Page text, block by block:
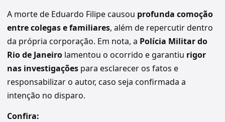
A morte de Eduardo Filipe causou profunda comoção
entre colegas e familiares, além de repercutir dentro
da própria corporação. Em nota, a Polícia Militar do
Rio de Janeiro lamentou o ocorrido e garantiu rigor
nas investigações para esclarecer os fatos e
responsabilizar o autor, caso seja confirmada a
intenção no disparo.
Confira: